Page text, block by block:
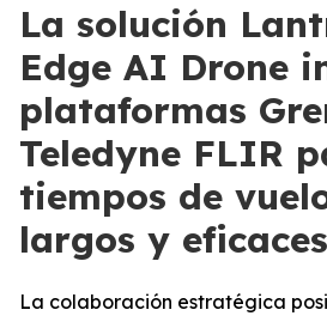
La solución
Edge AI Drone
plataformas
Teledyne FLIR
tiempos de
largos y eficaces
La colaboración estratégica